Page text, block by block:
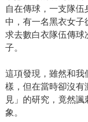
自在傳球，一支隊
中，有一名黑衣女子
求去數白衣隊伍傳球
子。
這項發現，雖然和我
樣，但在當時卻沒有
見」的研究，竟然
象。